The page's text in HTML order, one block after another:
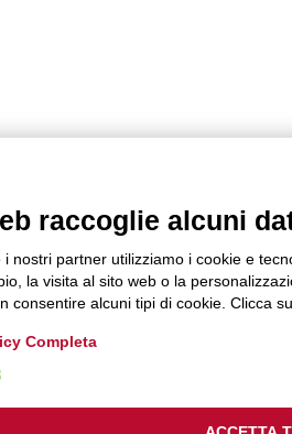
raccoglie alcuni
nostri partner utilizziamo i cookie e
la visita al sito web o la
consentire alcuni tipi di cookie. Clicca
Completa